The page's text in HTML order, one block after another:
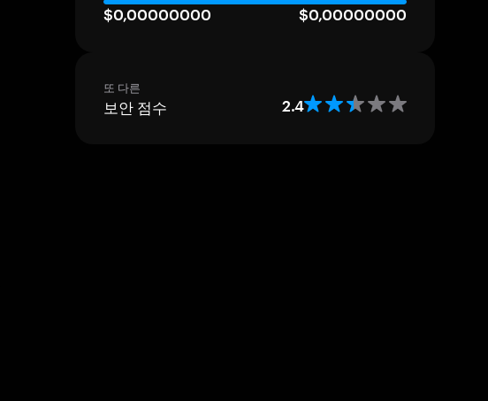
$0,00000000 $0,00000000
또 다른
보안 점수 2.4